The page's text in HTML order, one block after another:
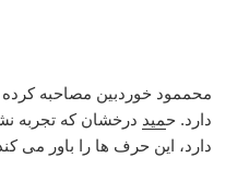
محممود خوردبین مصاحبه
دارد. حمید درخشان که تجربه
دارد، این حرف ها را باور می